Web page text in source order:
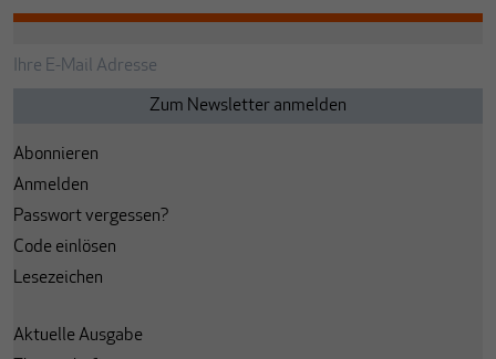
Abonnieren
Anmelden
Passwort vergessen?
Code einlösen
Lesezeichen
Aktuelle Ausgabe